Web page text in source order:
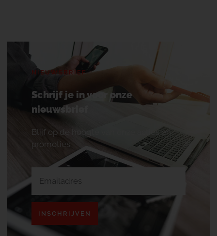
NIEUWSBRIEF
Schrijf je in voor onze
nieuwsbrief
Blijf op de hoogte van onze acties en
promoties.
INSCHRIJVEN